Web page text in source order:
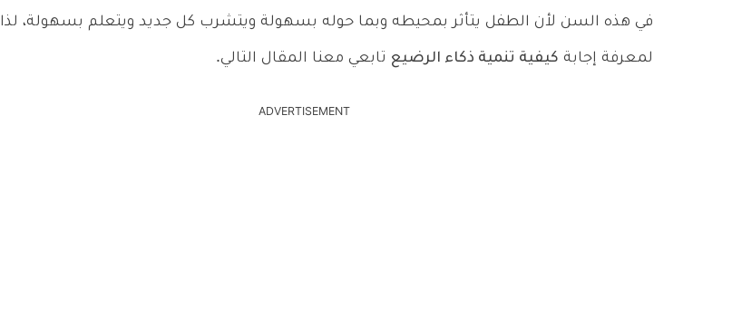
في هذه السن لأن الطفل يتأثر بمحيطه وبما حوله بسهولة ويتشرب كل جديد ويتعلم بسهولة، لذا
لمعرفة إجابة كيفية تنمية ذكاء الرضيع تابعي معنا المقال التالي.
ADVERTISEMENT